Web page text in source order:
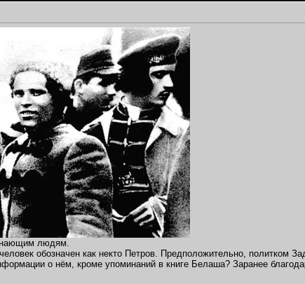
людям.
обозначен как некто Петров. Предположительно, политком
о нём, кроме упоминаний в книге Белаша? Заранее